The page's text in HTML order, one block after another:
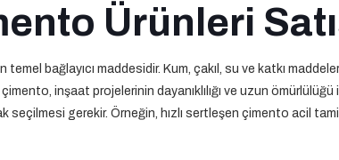
Ürünleri
temel bağlayıcı maddesidir. Kum, çakıl, su ve katkı
inşaat projelerinin dayanıklılığı ve uzun
gerekir. Örneğin, hızlı sertleşen çimento acil